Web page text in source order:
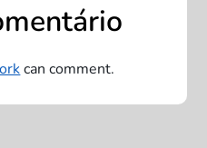
can comment.